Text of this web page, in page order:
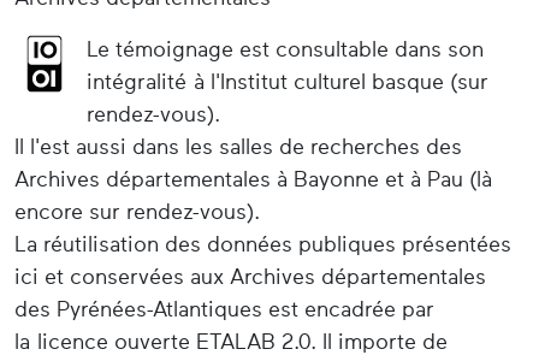
Le témoignage est consultable dans son
intégralité à l'Institut culturel basque (sur
rendez-vous).
Il l'est aussi dans les salles de recherches des
Archives départementales à Bayonne et à Pau (là
encore sur rendez-vous).
La réutilisation des données publiques présentées
ici et conservées aux Archives départementales
des Pyrénées-Atlantiques est encadrée par
la licence ouverte ETALAB 2.0. Il importe de